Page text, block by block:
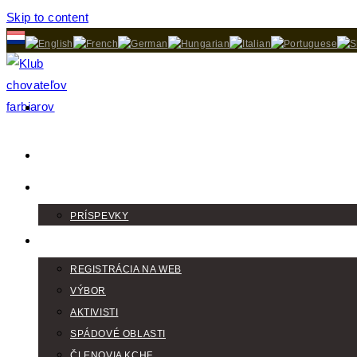
Skip to content
PRÍSPEVKY
REGISTRÁCIA NA WEB
VÝBOR
AKTIVISTI
SPÁDOVÉ OBLASTI